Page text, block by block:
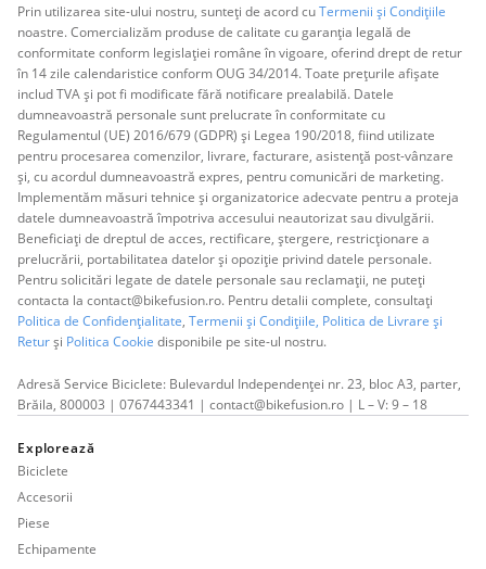
Prin utilizarea site-ului nostru, sunteți de acord cuTermenii și Condițiile
noastre. Comercializăm produse de calitate cu garanția legală de
conformitate conform legislației române în vigoare, oferind drept de retur
în 14 zile calendaristice conform OUG 34/2014. Toate prețurile afișate
includ TVA și pot fi modificate fără notificare prealabilă. Datele
dumneavoastră personale sunt prelucrate în conformitate cu
Regulamentul (UE) 2016/679 (GDPR) și Legea 190/2018, fiind utilizate
pentru procesarea comenzilor, livrare, facturare, asistență post-vânzare
și, cu acordul dumneavoastră expres, pentru comunicări de marketing.
Implementăm măsuri tehnice și organizatorice adecvate pentru a proteja
datele dumneavoastră împotriva accesului neautorizat sau divulgării.
Beneficiați de dreptul de acces, rectificare, ștergere, restricționare a
prelucrării, portabilitatea datelor și opoziție privind datele personale.
Pentru solicitări legate de datele personale sau reclamații, ne puteți
contacta la contact@bikefusion.ro. Pentru detalii complete, consultați
Politica de Confidențialitate, Termenii și Condițiile, Politica de Livrare și
Returși Politica Cookie disponibile pe site-ul nostru.
Adresă Service Biciclete: Bulevardul Independenței nr. 23, bloc A3, parter,
Brăila, 800003 | 0767443341 | contact@bikefusion.ro | L – V: 9 – 18
Explorează
Biciclete
Accesorii
Piese
Echipamente